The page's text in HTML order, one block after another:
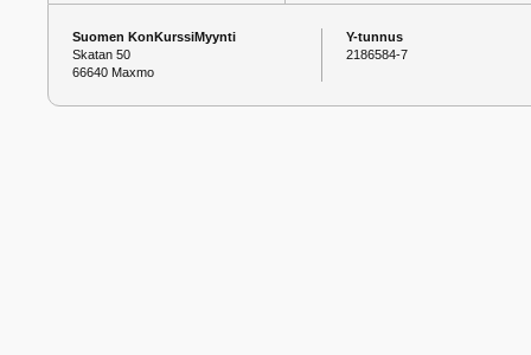
Suomen KonKurssiMyynti
Skatan 50
66640 Maxmo
Y-tunnus
2186584-7